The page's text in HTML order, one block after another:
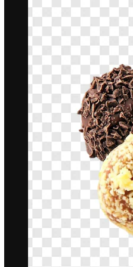
Platforma
Polski
Copyright ©